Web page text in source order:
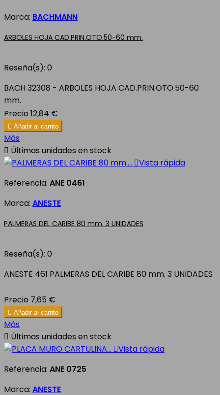
Marca: BACHMANN
ARBOLES HOJA CAD.PRIN.OTO.50-60 mm.
Reseña(s): 0
BACH 32308 - ARBOLES HOJA CAD.PRIN.OTO.50-60
mm.
Precio 12,84 €
 Añadir al carrito
Más
 Últimas unidades en stock
Vista rápida
Referencia: ANE 0461
Marca: ANESTE
PALMERAS DEL CARIBE 80 mm. 3 UNIDADES
Reseña(s): 0
ANESTE 461 PALMERAS DEL CARIBE 80 mm. 3 UNIDADES
Precio 7,65 €
 Añadir al carrito
Más
 Últimas unidades en stock
Vista rápida
Referencia: ANE 0725
Marca: ANESTE